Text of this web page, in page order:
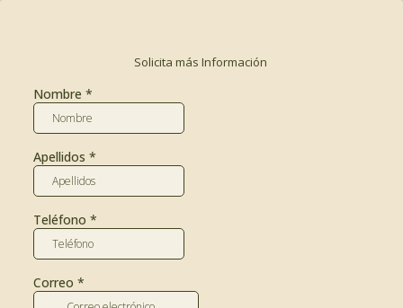
Solicita más Información
Nombre *
Apellidos *
Teléfono *
Correo *